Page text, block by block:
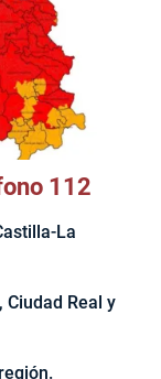
112
La
Ciudad Real y